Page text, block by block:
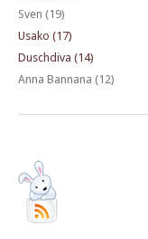
Sven (19)
Usako (17)
Duschdiva (14)
Anna Bannana (12)